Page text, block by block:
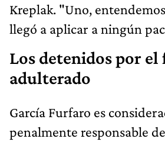
Kreplak. "Uno,
llegó a aplicar a ningún
Los detenidos por
adulterado
García Furfaro es
penalmente responsable